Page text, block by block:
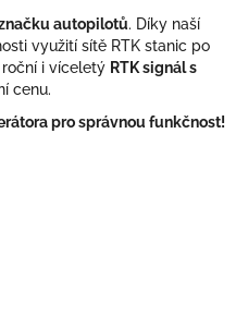
autopilotů. Díky naší
využití sítě RTK stanic po
i víceletý RTK signál s
cenu.
pro správnou funkčnost!